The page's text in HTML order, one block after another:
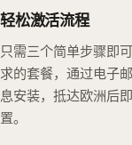
轻松激活流程
只需三个简单步骤即
求的套餐，通过电子
息安装，抵达欧洲后
置。